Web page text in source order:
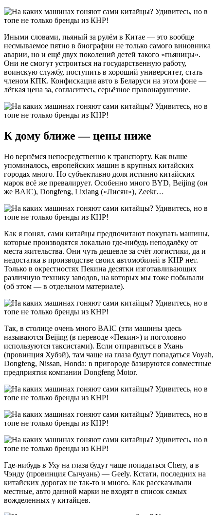
Иными словами, пьяный за рулём в Китае — это вообще
несмываемое пятно в биографии не только самого виновника
аварии, но и ещё двух поколений детей такого «пьяницы».
Они не смогут устроиться на государственную работу,
воинскую службу, поступить в хороший университет, стать
членом КПК. Конфискация авто в Беларуси на этом фоне —
лёгкая цена за, согласитесь, серьёзное правонарушение.
К дому ближе — цены ниже
Но вернёмся непосредственно к транспорту. Как выше
упоминалось, европейских машин в крупных китайских
городах много. Но субъективно доля истинно китайских
марок всё же превалирует. Особенно много BYD, Beijing (он
же BAIC), Dongfeng, Lixiang («Лисян»), Zeekr…
Как я понял, сами китайцы предпочитают покупать машины,
которые производятся локально где-нибудь неподалёку от
места жительства. Они чуть дешевле за счёт логистики, да и
недостатка в производстве своих автомобилей в КНР нет.
Только в окрестностях Пекина десятки изготавливающих
различную технику заводов, на которых мы тоже побывали
(об этом — в отдельном материале).
Так, в столице очень много BAIC (эти машины здесь
называются Beijing (в переводе «Пекин») и поголовно
используются таксистами). Если отправиться в Ухань
(провинция Хубэй), там чаще на глаза будут попадаться Voyah,
Dongfeng, Nissan, Honda: в пригороде базируются совместные
предприятия компании Dongfeng Motor.
Где-нибудь в Уху на глаза будут чаще попадаться Chery, а в
Чэнду (провинция Сычуань) — Geely. Кстати, последних на
китайских дорогах не так-то и много. Как рассказывали
местные, авто данной марки не входят в список самых
вожделенных у китайцев.